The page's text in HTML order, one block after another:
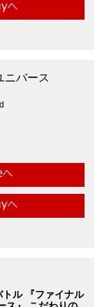
ニバース
ル 『ファイナル